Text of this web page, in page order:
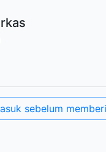
sebelum